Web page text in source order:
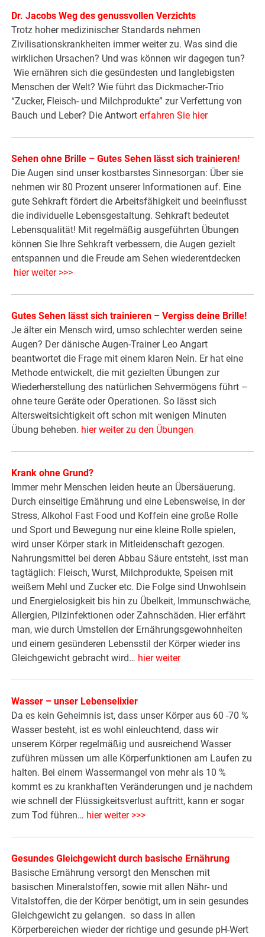
Dr. Jacobs Weg des genussvollen Verzichts
Trotz hoher medizinischer Standards nehmen
Zivilisationskrankheiten immer weiter zu. Was sind die
wirklichen Ursachen? Und was können wir dagegen tun?
Wie ernähren sich die gesündesten und langlebigsten
Menschen der Welt? Wie führt das Dickmacher-Trio
“Zucker, Fleisch- und Milchprodukte” zur Verfettung von
Bauch und Leber? Die Antworterfahren Sie hier
Sehen ohne Brille – Gutes Sehen lässt sich trainieren!
Die Augen sind unser kostbarstes Sinnesorgan: Über sie
nehmen wir 80 Prozent unserer Informationen auf. Eine
gute Sehkraft fördert die Arbeitsfähigkeit und beeinflusst
die individuelle Lebensgestaltung. Sehkraft bedeutet
Lebensqualität! Mit regelmäßig ausgeführten Übungen
können Sie Ihre Sehkraft verbessern, die Augen gezielt
entspannen und die Freude am Sehen wiederentdecken
hier weiter >>>
Gutes Sehen lässt sich trainieren – Vergiss deine Brille!
Je älter ein Mensch wird, umso schlechter werden seine
Augen? Der dänische Augen-Trainer Leo Angart
beantwortet die Frage mit einem klaren Nein. Er hat eine
Methode entwickelt, die mit gezielten Übungen zur
Wiederherstellung des natürlichen Sehvermögens führt –
ohne teure Geräte oder Operationen. So lässt sich
Altersweitsichtigkeit oft schon mit wenigen Minuten
Übung beheben. hier weiter zu den Übungen
Krank ohne Grund?
Immer mehr Menschen leiden heute an Übersäuerung.
Durch einseitige Ernährung und eine Lebensweise, in der
Stress, Alkohol Fast Food und Koffein eine große Rolle
und Sport und Bewegung nur eine kleine Rolle spielen,
wird unser Körper stark in Mitleidenschaft gezogen.
Nahrungsmittel bei deren Abbau Säure entsteht, isst man
tagtäglich: Fleisch, Wurst, Milchprodukte, Speisen mit
weißem Mehl und Zucker etc. Die Folge sind Unwohlsein
und Energielosigkeit bis hin zu Übelkeit, Immunschwäche,
Allergien, Pilzinfektionen oder Zahnschäden. Hier erfährt
man, wie durch Umstellen der Ernährungsgewohnheiten
und einem gesünderen Lebensstil der Körper wieder ins
Gleichgewicht gebracht wird… hier weiter
Wasser – unser Lebenselixier
Da es kein Geheimnis ist, dass unser Körper aus 60 -70 %
Wasser besteht, ist es wohl einleuchtend, dass wir
unserem Körper regelmäßig und ausreichend Wasser
zuführen müssen um alle Körperfunktionen am Laufen zu
halten. Bei einem Wassermangel von mehr als 10 %
kommt es zu krankhaften Veränderungen und je nachdem
wie schnell der Flüssigkeitsverlust auftritt, kann er sogar
zum Tod führen… hier weiter >>>
Gesundes Gleichgewicht durch basische Ernährung
Basische Ernährung versorgt den Menschen mit
basischen Mineralstoffen, sowie mit allen Nähr- und
Vitalstoffen, die der Körper benötigt, um in sein gesundes
Gleichgewicht zu gelangen. so dass in allen
Körperbereichen wieder der richtige und gesunde pH-Wert